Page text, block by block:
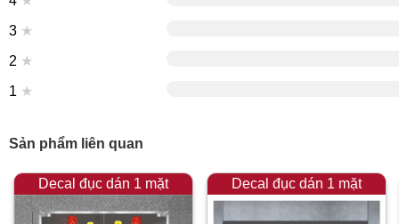
3 ★
2 ★
1 ★
Sản phẩm liên quan
Decal đục dán 1 mặt Decal đục dán 1 mặt